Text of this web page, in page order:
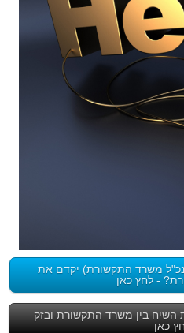
משרד התקשורת) יקדם את
- לחץ כאן
השיח בין משרד התקשורת ובזק
כאן